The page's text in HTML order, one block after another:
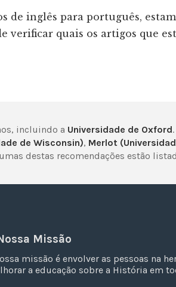
de inglês para português,
verificar quais os artigos que
incluindo a Universidade de Oxford
de Wisconsin), Merlot
destas recomendações estão
Missão
missão é envolver as pessoas na
a educação sobre a História em